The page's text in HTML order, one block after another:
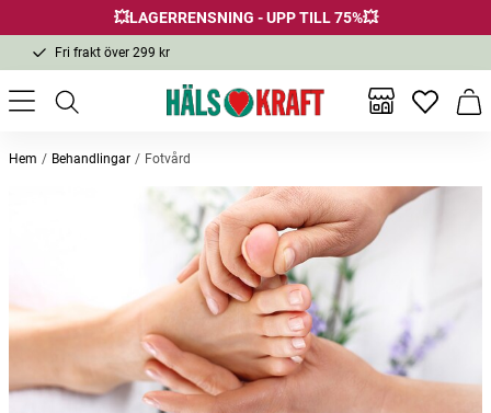
💥LAGERRENSNING - UPP TILL 75%💥
Fri frakt över 299 kr
1-3 dagars leverans
Samma pris i butik & online
Fri frakt över 299 kr
Inga
Hem Behandlingar Fotvård